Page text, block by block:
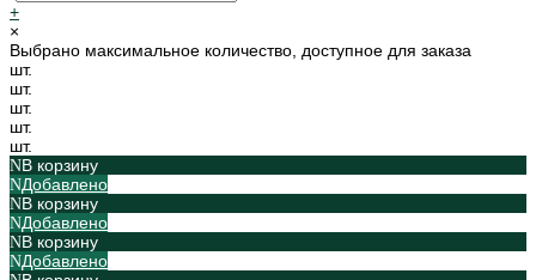
+
×
Выбрано максимальное количество, доступное для заказа
шт.
шт.
шт.
шт.
шт.
В корзину
Добавлено
В корзину
Добавлено
В корзину
Добавлено